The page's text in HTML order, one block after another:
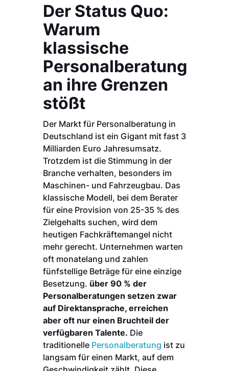
Der Status Quo:
Warum
klassische
Personalberatung
an ihre Grenzen
stößt
Der Markt für Personalberatung in
Deutschland ist ein Gigant mit fast 3
Milliarden Euro Jahresumsatz.
Trotzdem ist die Stimmung in der
Branche verhalten, besonders im
Maschinen- und Fahrzeugbau. Das
klassische Modell, bei dem Berater
für eine Provision von 25-35 % des
Zielgehalts suchen, wird dem
heutigen Fachkräftemangel nicht
mehr gerecht. Unternehmen warten
oft monatelang und zahlen
fünfstellige Beträge für eine einzige
Besetzung. über 90 % der
Personalberatungen setzen zwar
auf Direktansprache, erreichen
aber oft nur einen Bruchteil der
verfügbaren Talente. Die
traditionelle Personalberatung ist zu
langsam für einen Markt, auf dem